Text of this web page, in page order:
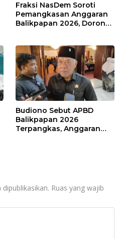
Fraksi NasDem Soroti
Pemangkasan Anggaran
Balikpapan 2026, Dorong
Budiono Sebut APBD
Balikpapan 2026
Terpangkas, Anggaran
Ruas yang wajib